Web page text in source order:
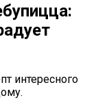
интересного